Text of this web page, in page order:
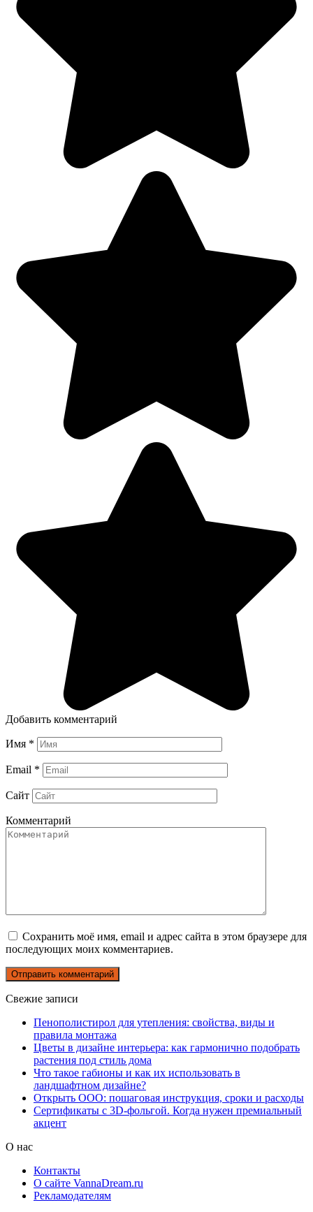
Добавить комментарий
Имя *
Email *
Сайт
Комментарий
Сохранить моё имя, email и адрес сайта в этом браузере для
последующих моих комментариев.
Свежие записи
Пенополистирол для утепления: свойства, виды и
правила монтажа
Цветы в дизайне интерьера: как гармонично подобрать
растения под стиль дома
Что такое габионы и как их использовать в
ландшафтном дизайне?
Открыть ООО: пошаговая инструкция, сроки и расходы
Сертификаты с 3D-фольгой. Когда нужен премиальный
акцент
О нас
Контакты
О сайте VannaDream.ru
Рекламодателям